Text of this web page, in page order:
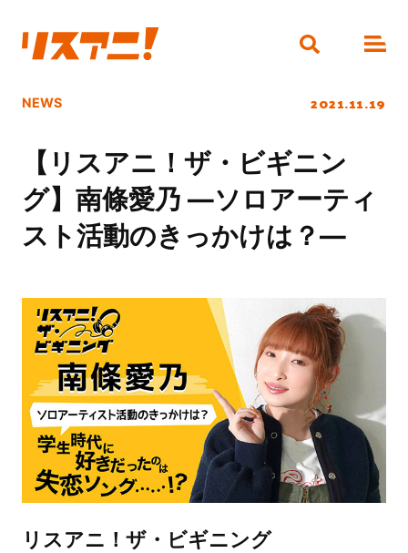
NEWS 2021.11.19
【リスアニ！ザ・ビギニン
グ】南條愛乃 ―ソロアーティ
スト活動のきっかけは？―
リスアニ！ザ・ビギニング